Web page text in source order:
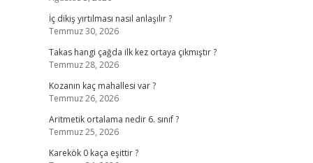
İç dikiş yırtılması nasıl anlaşılır ?
Temmuz 30, 2026
Takas hangi çağda ilk kez ortaya çıkmıştır ?
Temmuz 28, 2026
Kozanın kaç mahallesi var ?
Temmuz 26, 2026
Aritmetik ortalama nedir 6. sınıf ?
Temmuz 25, 2026
Karekök 0 kaça eşittir ?